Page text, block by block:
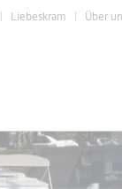
Liebeskram Über